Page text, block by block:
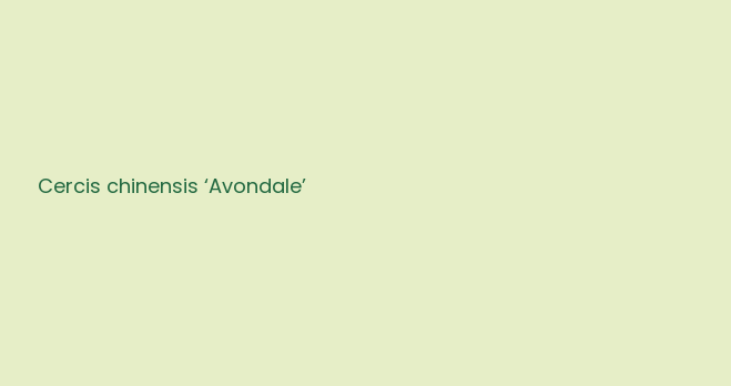
Cercis chinensis ‘Avondale’